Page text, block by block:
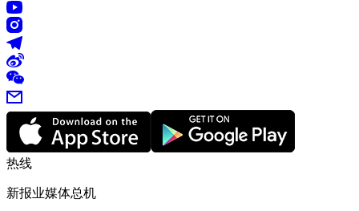
热线
新报业媒体总机